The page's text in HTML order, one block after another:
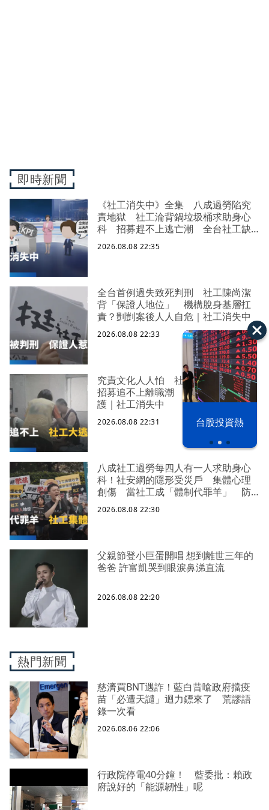
漢光42演習 台股投資熱
即時新聞
《社工消失中》全集 八成過勞陷究
責地獄 社工淪背鍋垃圾桶求助身心
科 招募趕不上逃亡潮 全台社工缺
口警報 揭薪資回捐黑幕 血汗錢遭
剝削
2026.08.08 22:35
全台首例過失致死判刑 社工陳尚潔
背「保證人地位」 機構脫身基層扛
責？剴剴案後人人自危｜社工消失中
2026.08.08 22:33
究責文化人人怕 社福缺口拉警報
招募追不上離職潮 低薪過勞誰來守
護｜社工消失中
2026.08.08 22:31
八成社工過勞每四人有一人求助身心
科！社安網的隱形受災戶 集體心理
創傷 當社工成「體制代罪羊」 防
禦性社工不敢多做無奈趨勢？耗竭殆
盡下的社安網危機｜社工消失中
2026.08.08 22:30
父親節登小巨蛋開唱 想到離世三年的
爸爸 許富凱哭到眼淚鼻涕直流
2026.08.08 22:20
熱門新聞
慈濟買BNT遇詐！藍白昔嗆政府擋疫
苗「必遭天譴」迴力鏢來了 荒謬語
錄一次看
2026.08.06 22:06
行政院停電40分鐘！ 藍委批：賴政
府說好的「能源韌性」呢